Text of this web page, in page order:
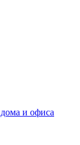
и офиса